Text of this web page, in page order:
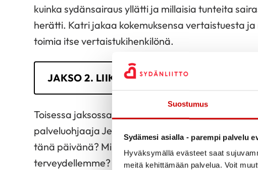
Suostumus
Sydämesi asialla - parempi palvelu
Hyväksymällä evästeet saat
meitä kehittämään palvelua. Voit
kuinka sydänsairaus yllätti ja millaisia tunteita
herätti. Katri jakaa kokemuksensa vertaistuesta ja
toimia itse vertaistukihenkilönä.
JAKSO 2. LIIKUNTA OSANA ARJEN
Toisessa jaksossa keskustellaan liikunnan
palveluohjaaja Jenna Hiltusen kanssa! Kuinka
tänä päivänä? Millaisia vaikutuksia liikkumisella on
terveydellemme? Miten liikuntaa voi lisätä